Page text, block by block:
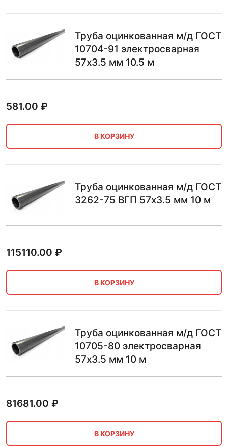
Труба оцинкованная м/д ГОСТ
10704-91 электросварная
57х3.5 мм 10.5 м
581.00 ₽
В КОРЗИНУ
Труба оцинкованная м/д ГОСТ
3262-75 ВГП 57х3.5 мм 10 м
115110.00 ₽
В КОРЗИНУ
Труба оцинкованная м/д ГОСТ
10705-80 электросварная
57х3.5 мм 10 м
81681.00 ₽
В КОРЗИНУ